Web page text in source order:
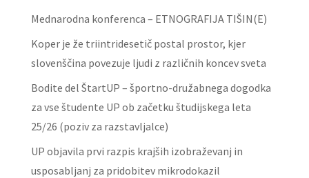
Mednarodna konferenca – ETNOGRAFIJA TIŠIN(E)
Koper je že triintridesetič postal prostor, kjer
slovenščina povezuje ljudi z različnih koncev sveta
Bodite del ŠtartUP – športno-družabnega dogodka
za vse študente UP ob začetku študijskega leta
25/26 (poziv za razstavljalce)
UP objavila prvi razpis krajših izobraževanj in
usposabljanj za pridobitev mikrodokazil